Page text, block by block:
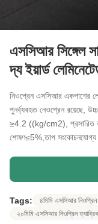
এসসিআর সিঙ্গেল
দ্য ইয়ার্ড
নিওপ্রেন এসসিআর একপাশের
পুনর্ব্যবহৃত নেওপ্রেন রয়েছে,
≥4.2 ((kg/cm2),
শোষণ≤5%,তাপ
Tags: ৪মিমি এসসিআর নিওপ্রিন
২০মিমি এসসিআর নিওপ্রিন